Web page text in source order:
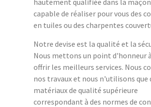
capable de réaliser pour vous des
en tuiles ou des charpentes
Notre devise est la qualité et la
Nous mettons un point d'honneur
offrir les meilleurs services. Nous
nos travaux et nous n'utilisons que
matériaux de qualité supérieure
correspondant à des normes de